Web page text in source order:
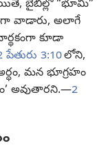
బైబిల్లో “భూమి”
వాడారు, అలాగే
కూడా
పేతురు 3:10లోని,
మన భూగ్రహం
అవుతారని.—2